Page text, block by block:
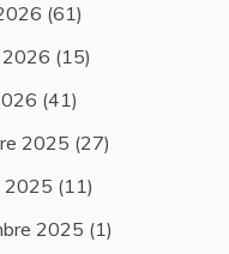
(61)
(15)
(41)
2025 (27)
2025 (11)
2025 (1)